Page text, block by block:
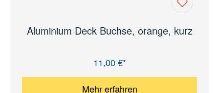
Aluminium Deck Buchse, orange, kurz
11,00 €*
Mehr erfahren